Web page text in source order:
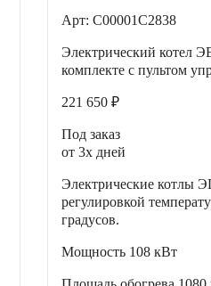
Арт: С00001С2838
Электрический котел
комплекте с пультом
221 650 ₽
Под заказ
от 3х дней
Электрические котлы
регулировкой
градусов.
Мощность 108 кВт